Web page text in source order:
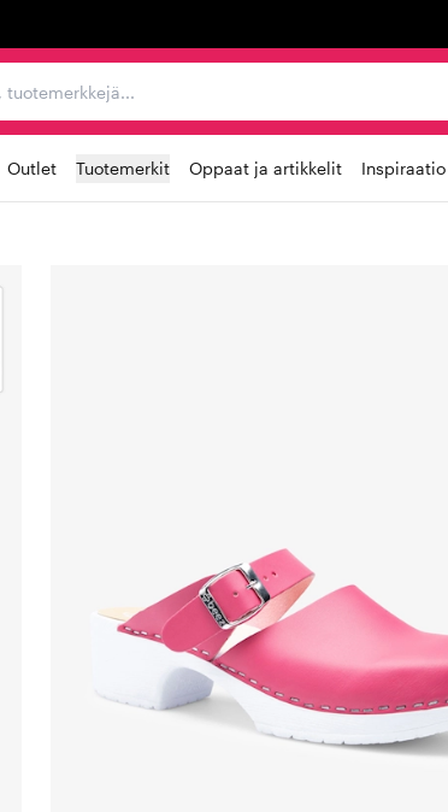
tuotemerkkejä...
Outlet Tuotemerkit Oppaat ja artikkelit Inspiraatio